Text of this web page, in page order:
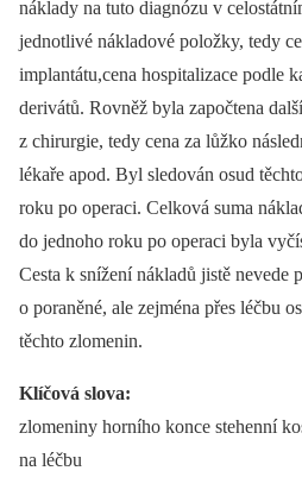
náklady na tuto diagnózu v
jednotlivé nákladové položky, tedy
implantátu,cena hospitalizace podle
derivátů. Rovněž byla započtena
z chirurgie, tedy cena za lůžko
lékaře apod. Byl sledován osud
roku po operaci. Celková suma
do jednoho roku po operaci byla
Cesta k snížení nákladů jistě nevede
o poraněné, ale zejména přes léčbu
těchto zlomenin.
Klíčová slova:
zlomeniny horního konce stehenní
na léčbu